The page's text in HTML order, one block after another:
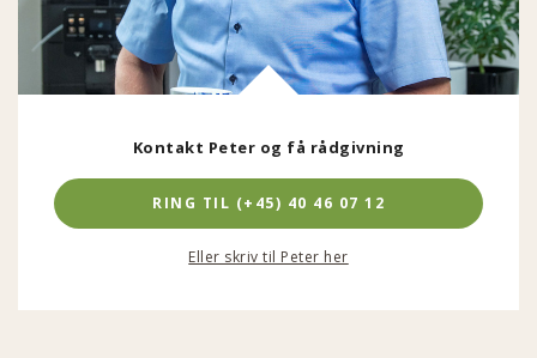
Kontakt Peter og få rådgivning
RING TIL (+45) 40 46 07 12
Eller skriv til Peter her